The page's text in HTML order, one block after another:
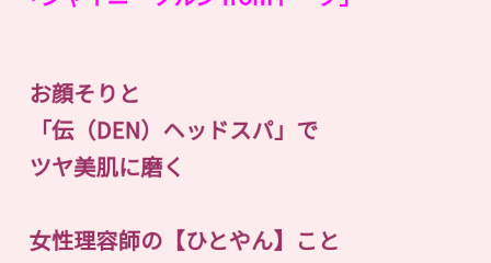
お顔そりと
「伝（DEN）ヘッドスパ」で
ツヤ美肌に磨く
女性理容師の【ひとやん】こと